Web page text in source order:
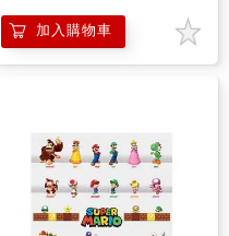
加入購物車